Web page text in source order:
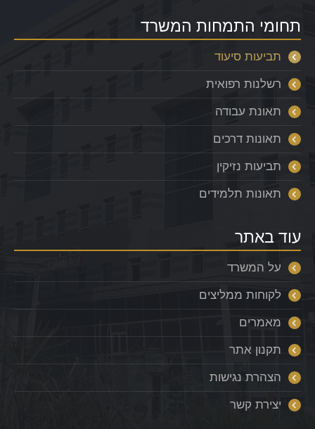
תחומי התמחות המשרד
תביעות סיעוד
רשלנות רפואית
תאונת עבודה
תאונות דרכים
תביעות נזיקין
תאונות תלמידים
עוד באתר
על המשרד
לקוחות ממליצים
מאמרים
תקנון אתר
הצהרת נגישות
יצירת קשר